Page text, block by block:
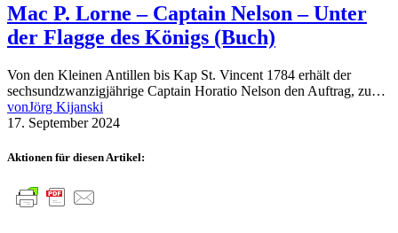
Mac P. Lorne – Captain Nelson – Unter
der Flagge des Königs (Buch)
Von den Kleinen Antillen bis Kap St. Vincent 1784 erhält der
sechsundzwanzigjährige Captain Horatio Nelson den Auftrag, zu…
vonJörg Kijanski
17. September 2024
Aktionen für diesen Artikel: